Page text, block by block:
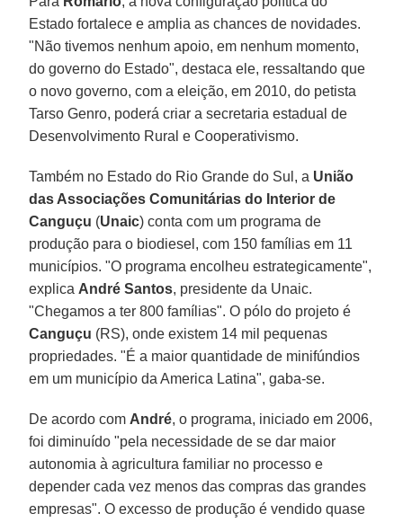
Estado fortalece e amplia as chances de novidades.
"Não tivemos nenhum apoio, em nenhum momento,
do governo do Estado", destaca ele, ressaltando que
o novo governo, com a eleição, em 2010, do petista
Tarso Genro, poderá criar a secretaria estadual de
Desenvolvimento Rural e Cooperativismo.
Também no Estado do Rio Grande do Sul, a União
das Associações Comunitárias do Interior de
Canguçu (Unaic) conta com um programa de
produção para o biodiesel, com 150 famílias em 11
municípios. "O programa encolheu estrategicamente",
explica André Santos, presidente da Unaic.
"Chegamos a ter 800 famílias". O pólo do projeto é
Canguçu (RS), onde existem 14 mil pequenas
propriedades. "É a maior quantidade de minifúndios
em um município da America Latina", gaba-se.
De acordo com André, o programa, iniciado em 2006,
foi diminuído "pela necessidade de se dar maior
autonomia à agricultura familiar no processo e
depender cada vez menos das compras das grandes
empresas". O excesso de produção é vendido quase